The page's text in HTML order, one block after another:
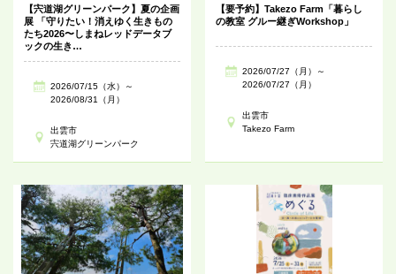
【宍道湖グリーンパーク】夏の企画
展 「守りたい！消えゆく生きもの
たち2026〜しまねレッドデータブ
ックの生き…
2026/07/15（水）～
2026/08/31（月）
出雲市
宍道湖グリーンパーク
【要予約】Takezo Farm「暮らし
の教室 グルー継ぎWorkshop」
2026/07/27（月）～
2026/07/27（月）
出雲市
Takezo Farm